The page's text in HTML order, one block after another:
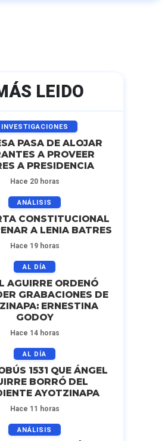
LEIDO
INVESTIGACIONES
PASA DE ALOJAR
A PROVEER
A PRESIDENCIA
Hace 20 horas
ANÁLISIS
CONSTITUCIONAL
A LENIA BATRES
Hace 19 horas
AL DÍA
AGUIRRE ORDENÓ
GRABACIONES DE
ERNESTINA
GODOY
Hace 14 horas
AL DÍA
1531 QUE ÁNGEL
BORRÓ DEL
AYOTZINAPA
Hace 11 horas
ANÁLISIS